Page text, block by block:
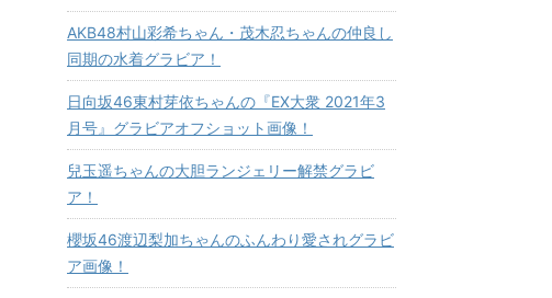
AKB48村山彩希ちゃん・茂木忍ちゃんの仲良し
同期の水着グラビア！
日向坂46東村芽依ちゃんの『EX大衆 2021年3
月号』グラビアオフショット画像！
兒玉遥ちゃんの大胆ランジェリー解禁グラビ
ア！
櫻坂46渡辺梨加ちゃんのふんわり愛されグラビ
ア画像！